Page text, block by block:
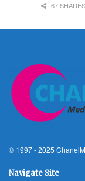
67 SHARES
© 1997 - 2025
Navigate Site